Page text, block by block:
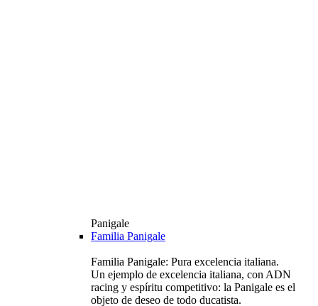
Panigale
Familia Panigale
Familia Panigale: Pura excelencia italiana.
Un ejemplo de excelencia italiana, con ADN
racing y espíritu competitivo: la Panigale es el
objeto de deseo de todo ducatista.